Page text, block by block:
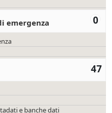
0
emergenza
47
e banche dati